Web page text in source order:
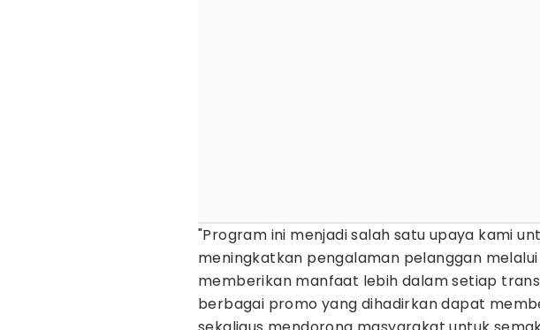
"Program ini menjadi salah satu upaya kami
meningkatkan pengalaman pelanggan
memberikan manfaat lebih dalam setiap
berbagai promo yang dihadirkan dapat